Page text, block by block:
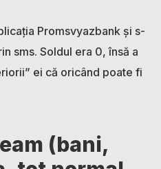
Promsvyazbank și s-
sms. Soldul era 0, însă a
ei că oricând poate fi
(bani,